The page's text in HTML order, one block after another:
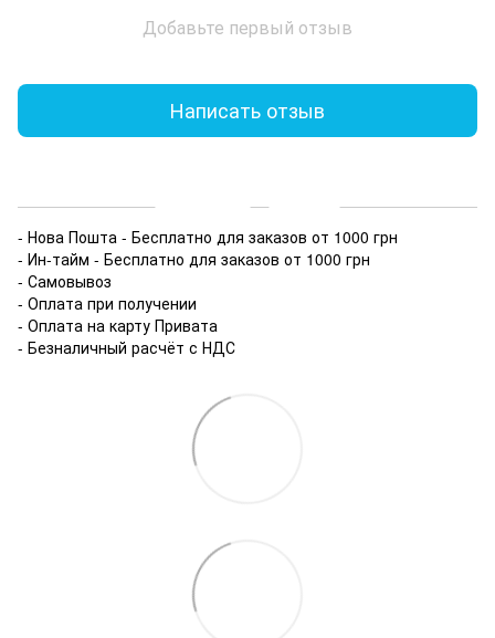
Добавьте первый отзыв
Написать отзыв
- Нова Пошта - Бесплатно для заказов от 1000 грн
- Ин-тайм - Бесплатно для заказов от 1000 грн
- Самовывоз
- Оплата при получении
- Оплата на карту Привата
- Безналичный расчёт с НДС